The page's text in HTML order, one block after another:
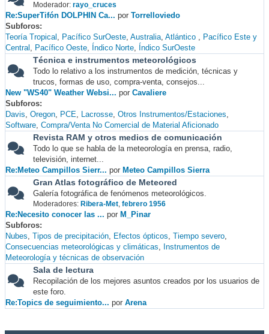
Moderador: rayo_cruces
Re:SuperTifón DOLPHIN Ca... por Torrelloviedo
Subforos
Teoría Tropical
Pacífico SurOeste Australia Atlántico
Pacífico Este y
Central
Pacífico Oeste Índico Norte Índico SurOeste
Técnica e instrumentos meteorológicos
Todo lo relativo a los instrumentos de medición, técnicas y
trucos, formas de uso, compra-venta, consejos...
New "WS40" Weather Websi... por Cavaliere
Subforos
Davis Oregon PCE Lacrosse Otros Instrumentos/Estaciones
Software Compra/Venta No Comercial de Material Aficionado
Revista RAM y otros medios de comunicación
Todo lo que se habla de la meteorología en prensa, radio,
televisión, internet...
Re:Meteo Campillos Sierr... por Meteo Campillos Sierra
Gran Atlas fotográfico de Meteored
Galería fotográfica de fenómenos meteorológicos.
Moderadores: Ribera-Met, febrero 1956
Re:Necesito conocer las ... por M_Pinar
Subforos
Nubes Tipos de precipitación Efectos ópticos Tiempo severo
Consecuencias meteorológicas y climáticas
Instrumentos de
Meteorología y técnicas de observación
Sala de lectura
Recopilación de los mejores asuntos creados por los usuarios de
este foro.
Re:Topics de seguimiento... por Arena